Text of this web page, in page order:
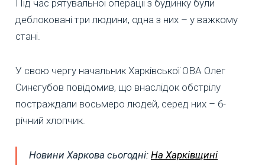
Під час рятувальної операції з будинку були
деблоковані три людини, одна з них – у важкому
стані.
У свою чергу начальник Харківської ОВА Олег
Синєгубов повідомив, що внаслідок обстрілу
постраждали восьмеро людей, серед них – 6-
річний хлопчик.
Новини Харкова сьогодні: На Харківщині